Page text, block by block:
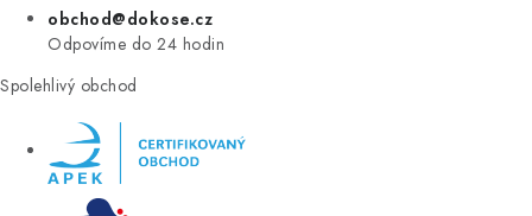
obchod@dokose.cz
Odpovíme do 24 hodin
Spolehlivý obchod
Úvod Kontakt Blog
Moje objednávka